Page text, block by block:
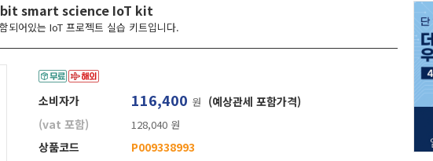
smart science IoT kit
어있는 IoT 프로젝트 실습 키트입니다.
소비자가 116,400 원 (예상관세 포함가격)
(vat 포함)
128,040 원
상품코드
P009338993